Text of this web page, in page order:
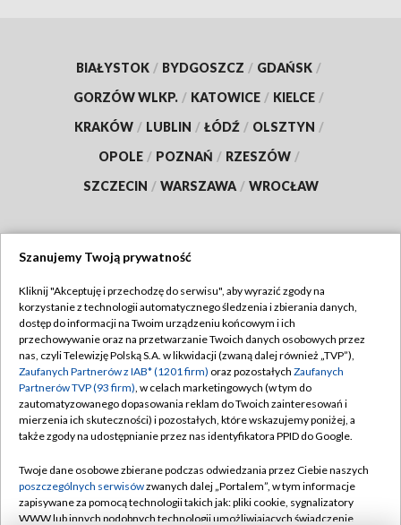
BIAŁYSTOK / BYDGOSZCZ / GDAŃSK /
GORZÓW WLKP. / KATOWICE / KIELCE /
KRAKÓW / LUBLIN / ŁÓDŹ / OLSZTYN /
OPOLE / POZNAŃ / RZESZÓW /
SZCZECIN / WARSZAWA / WROCŁAW
TVP
Abonament TVP
Emisja w TVP
Centrum informacji TVP
Naziemna Telewizja Cyfrowa
Rada Programowa
System NOS
Regulamin TVP
Polityka prywatności
Moje zgody
Pomoc
Kontakt
Szanujemy Twoją prywatność
Kliknij "Akceptuję i przechodzę do serwisu", aby wyrazić zgody na
korzystanie z technologii automatycznego śledzenia i zbierania danych,
dostęp do informacji na Twoim urządzeniu końcowym i ich
przechowywanie oraz na przetwarzanie Twoich danych osobowych przez
nas, czyli Telewizję Polską S.A. w likwidacji (zwaną dalej również „TVP”),
Zaufanych Partnerów z IAB* (1201 firm) oraz pozostałych Zaufanych
Partnerów TVP (93 firm), w celach marketingowych (w tym do
zautomatyzowanego dopasowania reklam do Twoich zainteresowań i
mierzenia ich skuteczności) i pozostałych, które wskazujemy poniżej, a
także zgody na udostępnianie przez nas identyfikatora PPID do Google.
Twoje dane osobowe zbierane podczas odwiedzania przez Ciebie naszych
poszczególnych serwisówzwanych dalej „Portalem”, w tym informacje
zapisywane za pomocą technologii takich jak: pliki cookie, sygnalizatory
WWW lub innych podobnych technologii umożliwiających świadczenie